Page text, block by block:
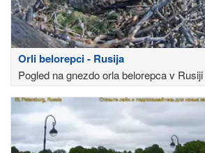
Orli belorepci - Rusija
Pogled na gnezdo orla belorepca v Rusiji